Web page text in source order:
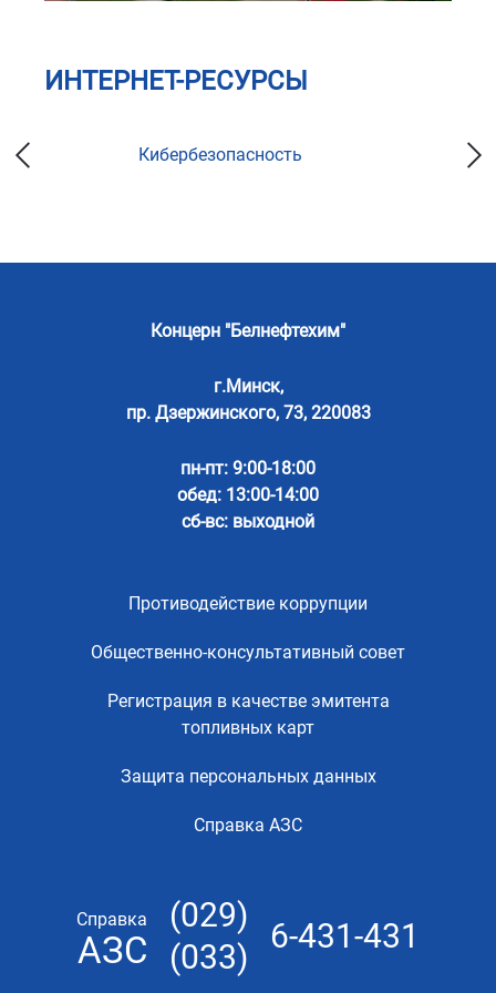
ИНТЕРНЕТ-РЕСУРСЫ
Кибербезопасность
Концерн "Белнефтехим"
г.Минск,
пр. Дзержинского, 73, 220083
пн-пт: 9:00-18:00
обед: 13:00-14:00
сб-вс: выходной
Противодействие коррупции
Общественно-консультативный совет
Регистрация в качестве эмитента
топливных карт
Защита персональных данных
Справка АЗС
Справка
АЗС
(029)
(033)
6-431-431